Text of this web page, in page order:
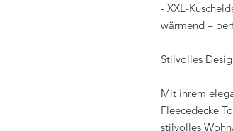
- XXL-
wärmend –
Stilvolles
Mit ihrem
Fleecedecke
stilvolles